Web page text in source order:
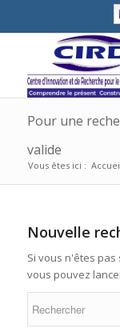
Pour une
valide
Vous êtes ici :
Nouvelle
Si vous n'êtes
vous pouvez